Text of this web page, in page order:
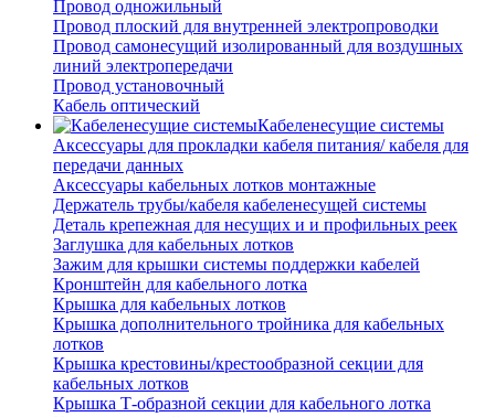
Провод одножильный
Провод плоский для внутренней электропроводки
Провод самонесущий изолированный для воздушных
линий электропередачи
Провод установочный
Кабель оптический
Кабеленесущие системы
Аксессуары для прокладки кабеля питания/ кабеля для
передачи данных
Аксессуары кабельных лотков монтажные
Держатель трубы/кабеля кабеленесущей системы
Деталь крепежная для несущих и и профильных реек
Заглушка для кабельных лотков
Зажим для крышки системы поддержки кабелей
Кронштейн для кабельного лотка
Крышка для кабельных лотков
Крышка дополнительного тройника для кабельных
лотков
Крышка крестовины/крестообразной секции для
кабельных лотков
Крышка Т-образной секции для кабельного лотка